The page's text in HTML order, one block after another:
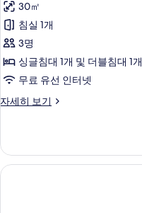
30㎡
침실 1개
3명
싱글침대 1개 및 더블침대 1개
무료 유선 인터넷
자세히 보기
이
티
브
스